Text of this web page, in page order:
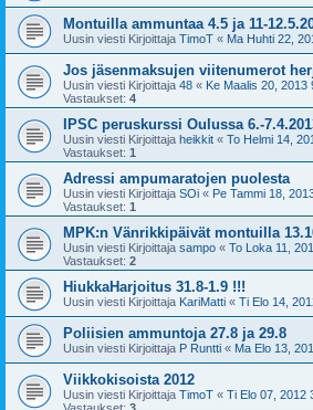
Montuilla ammuntaa 4.5 ja 11-
Uusin viesti Kirjoittaja TimoT « Ma Huhti 22,
Jos jäsenmaksujen viitenumerot
Uusin viesti Kirjoittaja 48 « Ke Maalis 20, 2013
Vastaukset: 4
IPSC peruskurssi Oulussa 6.-
Uusin viesti Kirjoittaja heikkit « To Helmi 14,
Vastaukset: 1
Adressi ampumaratojen puolesta
Uusin viesti Kirjoittaja SOi « Pe Tammi 18,
Vastaukset: 1
MPK:n Vänrikkipäivät montuilla
Uusin viesti Kirjoittaja sampo « To Loka 11,
Vastaukset: 2
HiukkaHarjoitus 31.8-1.9 !!!
Uusin viesti Kirjoittaja KariMatti « Ti Elo 14,
Poliisien ammuntoja 27.8 ja 29.8
Uusin viesti Kirjoittaja P Runtti « Ma Elo 13,
Viikkokisoista 2012
Uusin viesti Kirjoittaja TimoT « Ti Elo 07, 2012